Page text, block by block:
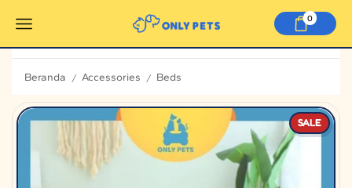
0
Beranda / Accessories / Beds
SALE